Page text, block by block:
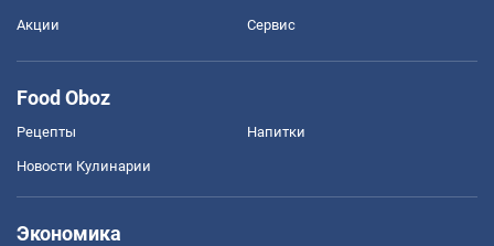
Акции Сервис
Food Oboz
Рецепты Напитки
Новости Кулинарии
Экономика